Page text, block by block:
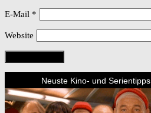
E-Mail *
Website